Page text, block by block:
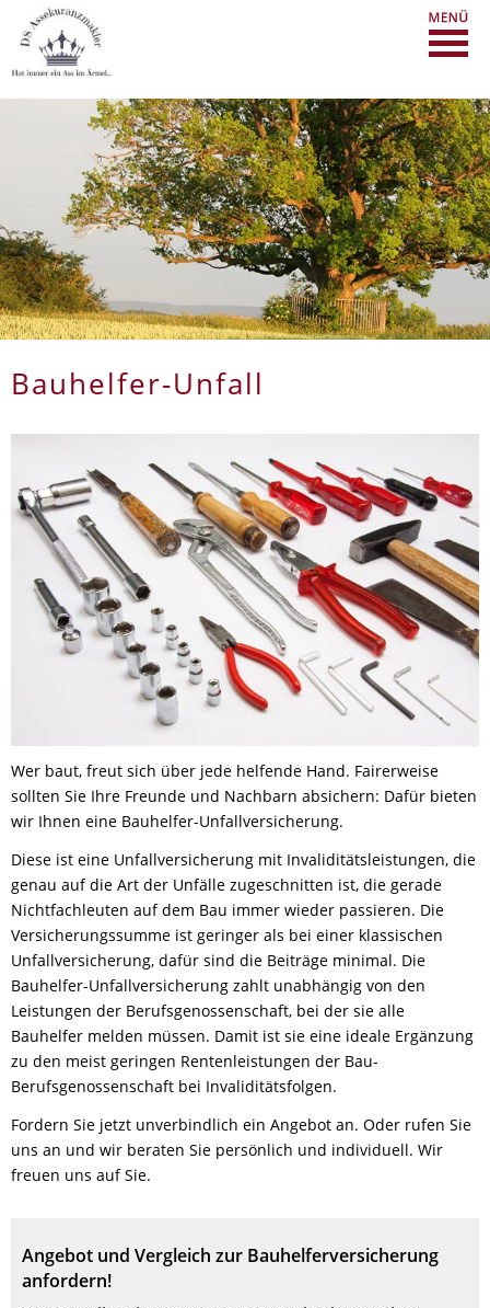
Bauhelfer-Unfall
Wer baut, freut sich über jede helfende Hand. Fairerweise
sollten Sie Ihre Freunde und Nachbarn absichern: Dafür bieten
wir Ihnen eine Bauhelfer-Unfallversicherung.
Diese ist eine Unfallversicherung mit Invaliditätsleistungen, die
genau auf die Art der Unfälle zugeschnitten ist, die gerade
Nichtfachleuten auf dem Bau immer wieder passieren. Die
Versicherungssumme ist geringer als bei einer klassischen
Unfallversicherung, dafür sind die Beiträge minimal. Die
Bauhelfer-Unfallversicherung zahlt unabhängig von den
Leistungen der Berufsgenossenschaft, bei der sie alle
Bauhelfer melden müssen. Damit ist sie eine ideale Ergänzung
zu den meist geringen Rentenleistungen der Bau-
Berufsgenossenschaft bei Invaliditätsfolgen.
Fordern Sie jetzt unverbindlich ein Angebot an. Oder rufen Sie
uns an und wir beraten Sie persönlich und individuell. Wir
freuen uns auf Sie.
Angebot und Vergleich zur Bauhelferversicherung
anfordern!